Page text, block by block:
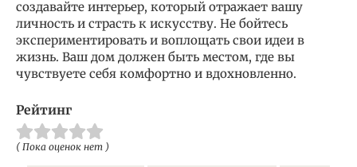
создавайте интерьер, который отражает вашу
личность и страсть к искусству. Не бойтесь
экспериментировать и воплощать свои идеи в
жизнь. Ваш дом должен быть местом, где вы
чувствуете себя комфортно и вдохновленно.
Рейтинг
( Пока оценок нет )